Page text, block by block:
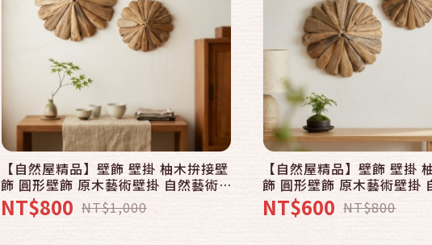
【自然屋精品】壁飾 壁掛 柚木拚接壁
飾 圓形壁飾 原木藝術壁掛 自然藝術
牆面裝飾 手工拚接展現獨特自然風格
自然紋理居家、民宿、飯店皆適用
NT$800 NT$1,000
【自然屋精品】壁飾 壁掛
飾 圓形壁飾 原木藝術壁掛
牆面裝飾 手工拚接展現獨
自然紋理居家、民宿、飯店
NT$600 NT$800
快速結帳
加入購物車
快速結帳
加入購物車